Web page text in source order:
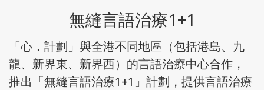
無縫言語治療1+1
「心．計劃」與全港不同地區（包括港島、九
龍、新界東、新界西）的言語治療中心合作，
推出「無縫言語治療1+1」計劃，提供言語治療